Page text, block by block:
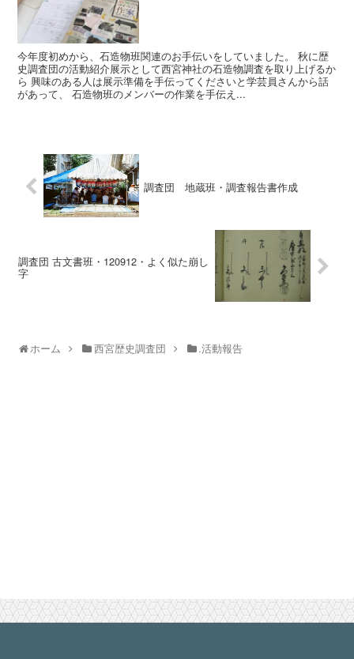
今年度初めから、石造物班関連のお手伝いをしていました。 秋に歴
史調査団の活動紹介展示として西宮神社の石造物調査を取り上げるか
ら 興味のある人は展示準備を手伝ってくださいと学芸員さんから話
があって、 石造物班のメンバーの作業を手伝え...
調査団 地蔵班・調査報告書作成
調査団 古文書班・120912・よく似た崩し
字
ホーム 西宮歴史調査団 .活動報告